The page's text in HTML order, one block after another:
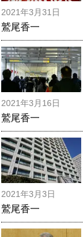
2021年3月31日
鷲尾香一
2021年3月16日
鷲尾香一
2021年3月3日
鷲尾香一